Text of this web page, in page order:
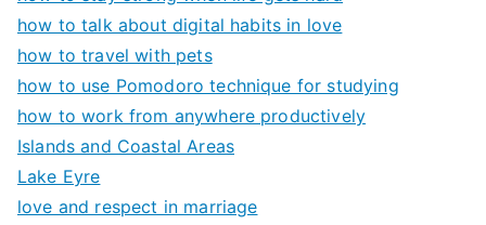
how to talk about digital habits in love
how to travel with pets
how to use Pomodoro technique for studying
how to work from anywhere productively
Islands and Coastal Areas
Lake Eyre
love and respect in marriage